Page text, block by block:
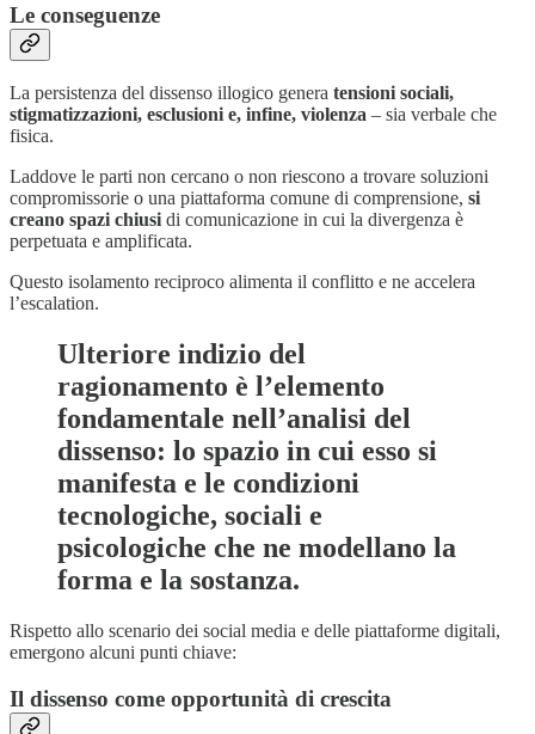
Le conseguenze
La persistenza del dissenso illogico genera tensioni sociali,
stigmatizzazioni, esclusioni e, infine, violenza – sia verbale che
fisica.
Laddove le parti non cercano o non riescono a trovare soluzioni
compromissorie o una piattaforma comune di comprensione, si
creano spazi chiusi di comunicazione in cui la divergenza è
perpetuata e amplificata.
Questo isolamento reciproco alimenta il conflitto e ne accelera
l’escalation.
Ulteriore indizio del
ragionamento è l’elemento
fondamentale nell’analisi del
dissenso: lo spazio in cui esso si
manifesta e le condizioni
tecnologiche, sociali e
psicologiche che ne modellano la
forma e la sostanza.
Rispetto allo scenario dei social media e delle piattaforme digitali,
emergono alcuni punti chiave:
Il dissenso come opportunità di crescita